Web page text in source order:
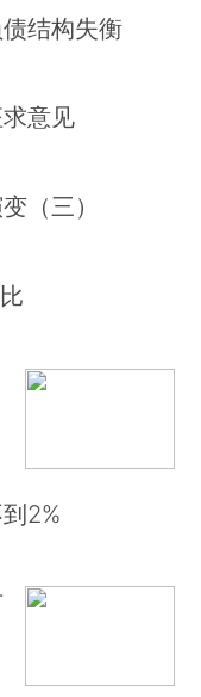
结构失衡
意见
（三）
2%